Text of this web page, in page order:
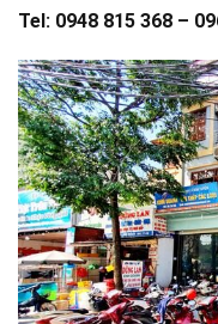
Tel: 0948 815 368 –